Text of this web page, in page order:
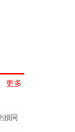
更多
損同